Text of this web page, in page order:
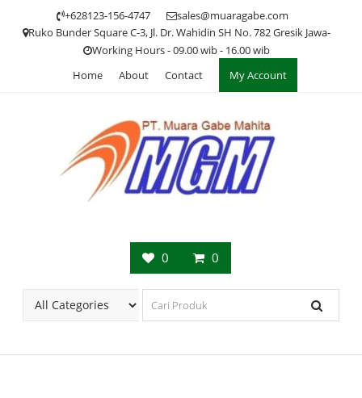
+628123-156-4747
sales@muaragabe.com
Ruko Bunder Square C-3, Jl. Dr. Wahidin SH No. 782 Gresik Jawa-
Working Hours - 09.00 wib - 16.00 wib
Home
About Contact My Account
0 0